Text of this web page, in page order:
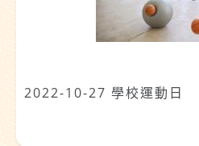
2022-10-27 學校運動日